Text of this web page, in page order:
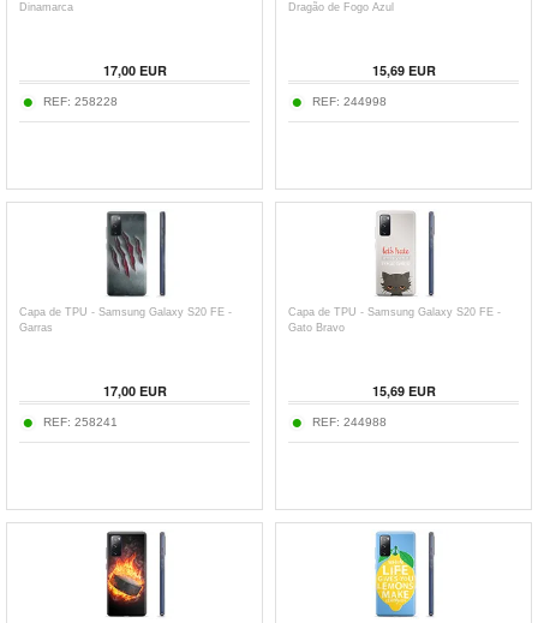
Dinamarca
17,00EUR
REF: 258228
Dragão de Fogo Azul
15,69EUR
REF: 244998
Capa de TPU - Samsung Galaxy S20 FE -
Garras
17,00EUR
REF: 258241
Capa de TPU - Samsung Galaxy S20 FE -
Gato Bravo
15,69EUR
REF: 244988